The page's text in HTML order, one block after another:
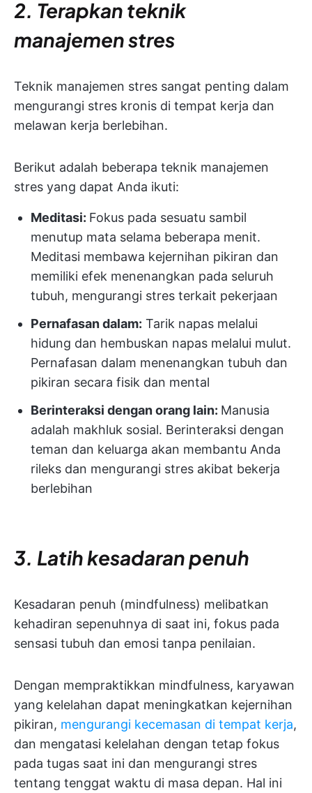
2. Terapkan teknik
manajemen stres
Teknik manajemen stres sangat penting dalam
mengurangi stres kronis di tempat kerja dan
melawan kerja berlebihan.
Berikut adalah beberapa teknik manajemen
stres yang dapat Anda ikuti:
Meditasi: Fokus pada sesuatu sambil
menutup mata selama beberapa menit.
Meditasi membawa kejernihan pikiran dan
memiliki efek menenangkan pada seluruh
tubuh, mengurangi stres terkait pekerjaan
Pernafasan dalam: Tarik napas melalui
hidung dan hembuskan napas melalui mulut.
Pernafasan dalam menenangkan tubuh dan
pikiran secara fisik dan mental
Berinteraksi dengan orang lain: Manusia
adalah makhluk sosial. Berinteraksi dengan
teman dan keluarga akan membantu Anda
rileks dan mengurangi stres akibat bekerja
berlebihan
3. Latih kesadaran penuh
Kesadaran penuh (mindfulness) melibatkan
kehadiran sepenuhnya di saat ini, fokus pada
sensasi tubuh dan emosi tanpa penilaian.
Dengan mempraktikkan mindfulness, karyawan
yang kelelahan dapat meningkatkan kejernihan
pikiran, mengurangi kecemasan di tempat kerja,
dan mengatasi kelelahan dengan tetap fokus
pada tugas saat ini dan mengurangi stres
tentang tenggat waktu di masa depan. Hal ini